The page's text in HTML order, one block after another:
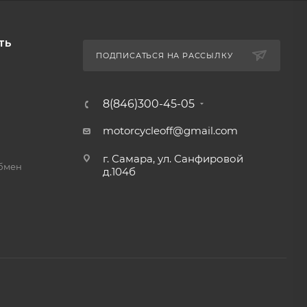
ПОДПИСАТЬСЯ НА РАССЫЛКУ
8(846)300-45-05
motorcycleoff@gmail.com
г. Самара, ул. Санфировой
д.104б